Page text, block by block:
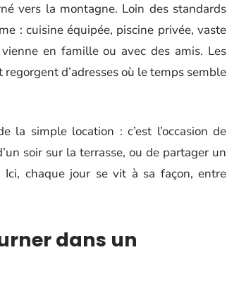
vers la montagne. Loin des standards
: cuisine équipée, piscine privée, vaste
en famille ou avec des amis. Les
d’adresses où le temps semble
la simple location : c’est l’occasion de
soir sur la terrasse, ou de partager un
chaque jour se vit à sa façon, entre
dans un